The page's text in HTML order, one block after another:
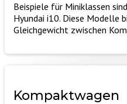
Beispiele für Miniklassen
Hyundai i10. Diese Modelle
Gleichgewicht zwischen
Kompaktwagen